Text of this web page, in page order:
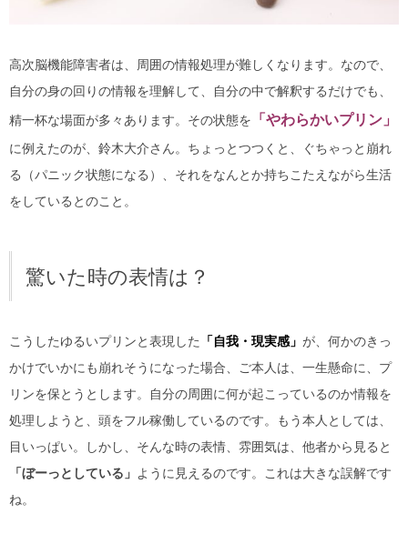
高次脳機能障害者は、周囲の情報処理が難しくなります。なので、
自分の身の回りの情報を理解して、自分の中で解釈するだけでも、
精一杯な場面が多々あります。 その状態を 「やわらかいプリン」
に例えたのが、鈴木大介さん。ちょっとつつくと、ぐちゃっと崩れ
る（パニック状態になる）、それをなんとか持ちこたえながら生活
をしているとのこと。
驚いた時の表情は？
こうしたゆるいプリンと表現した 「自我・現実感」 が、何かのきっ
かけでいかにも崩れそうになった場合、ご本人は、一生懸命に、プ
リンを保とうとします。自分の周囲に何が起こっているのか情報を
処理しようと、頭をフル稼働しているのです。もう本人としては、
目いっぱい。
しかし、そんな時の表情、雰囲気は、他者から見ると
「ぼーっとしている」 ように見えるのです。これは大きな誤解です
ね。